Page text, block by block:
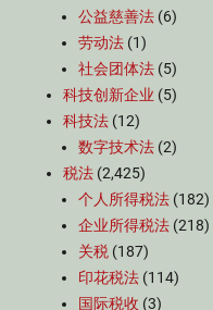
公益慈善法 (6)
劳动法 (1)
社会团体法 (5)
科技创新企业 (5)
科技法 (12)
数字技术法 (2)
税法 (2,425)
个人所得税法 (182)
企业所得税法 (218)
关税 (187)
印花税法 (114)
国际税收 (3)